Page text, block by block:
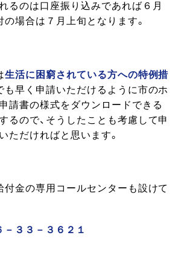
るのは口座振り込みであれば６月
の場合は７月上旬となります。
生活に困窮されている方への特例措
も早く申請いただけるように市のホ
請書の様式をダウンロードできる
るので、そうしたことも考慮して申
ただければと思います。
付金の専用コールセンターも設けて
－３３－３６２１